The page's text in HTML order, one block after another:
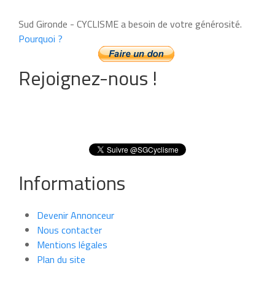
Sud Gironde - CYCLISME a besoin de votre générosité.
Pourquoi ?
Rejoignez-nous !
Informations
Devenir Annonceur
Nous contacter
Mentions légales
Plan du site